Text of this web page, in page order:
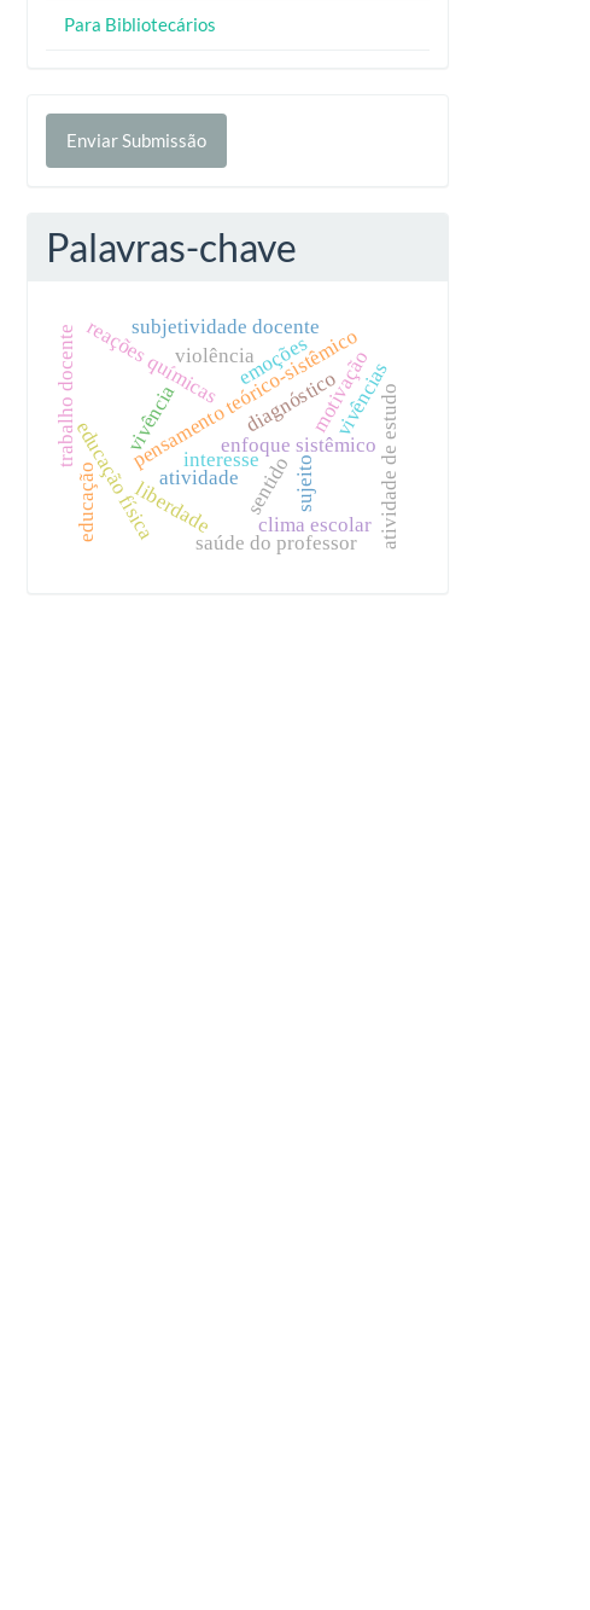
Para Bibliotecários
Enviar
Submissão
Enviar Submissão
Palavras-chave
pensamento teórico-sistêmico
enfoque sistêmico
diagnóstico
reações químicas
educação física atividade de estudo
sujeito
motivação
interessesentido
emoções
atividade
liberdade
educação
vivências
subjetividade docente
trabalho docente
saúde do professor
vivência
violência
clima escolar